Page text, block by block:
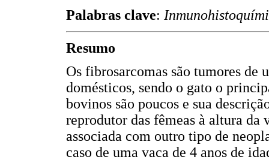
Palabras clave:
Resumo
Os fibrosarcomas são tumores
domésticos, sendo o gato o
bovinos são poucos e sua
reprodutor das fêmeas à altura da
associada com outro tipo de
caso de uma vaca de 4 anos de